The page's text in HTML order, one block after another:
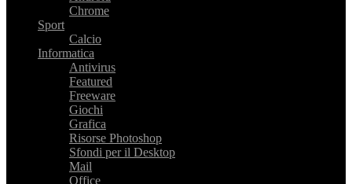
Chrome
Sport
Calcio
Informatica
Antivirus
Featured
Freeware
Giochi
Grafica
Risorse Photoshop
Sfondi per il Desktop
Mail
Office